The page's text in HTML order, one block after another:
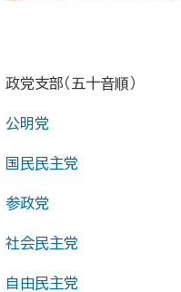
政党支部（五十音順）
公明党
国民民主党
参政党
社会民主党
自由民主党